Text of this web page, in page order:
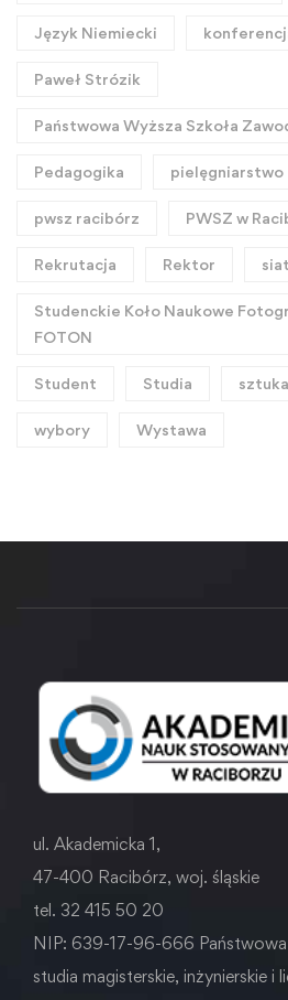
Język Niemiecki
Paweł Strózik
Państwowa Wyższa Szkoła
Pedagogika pielęgniarstwo
pwsz racibórz PWSZ w
Rekrutacja Rektor
Studenckie Koło Naukowe
FOTON
Student Studia sztuka
wybory Wystawa
ul. Akademicka 1,
47-400 Racibórz, woj. śląskie
tel. 32 415 50 20
NIP: 639-17-96-666 Państwowa
studia magisterskie, inżynierskie i